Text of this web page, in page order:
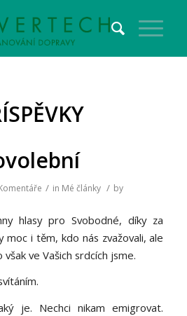
/ in Mé články / by
hlasy pro Svobodné, díky za
moc i těm, kdo nás zvažovali, ale
ve Vašich srdcích jsme.
je. Nechci nikam emigrovat.